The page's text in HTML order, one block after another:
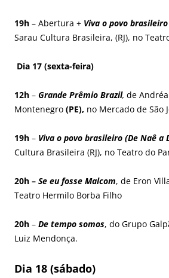
19h – Abertura + Viva o povo
Sarau Cultura Brasileira, (RJ), no
Dia 17 (sexta-feira)
12h – Grande Prêmio Brazil, de
Montenegro (PE), no Mercado de São
19h – Viva o povo brasileiro (De Naê a
Cultura Brasileira (RJ), no Teatro do
20h – Se eu fosse Malcom, de Eron
Teatro Hermilo Borba Filho
20h – De tempo somos, do Grupo
Luiz Mendonça.
Dia 18 (sábado)